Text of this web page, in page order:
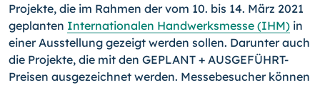
Projekte, die im Rahmen der vom 10. bis 14. März 2021
geplanten Internationalen Handwerksmesse (IHM) in
einer Ausstellung gezeigt werden sollen. Darunter auch
die Projekte, die mit den GEPLANT + AUSGEFÜHRT-
Preisen ausgezeichnet werden. Messebesucher können